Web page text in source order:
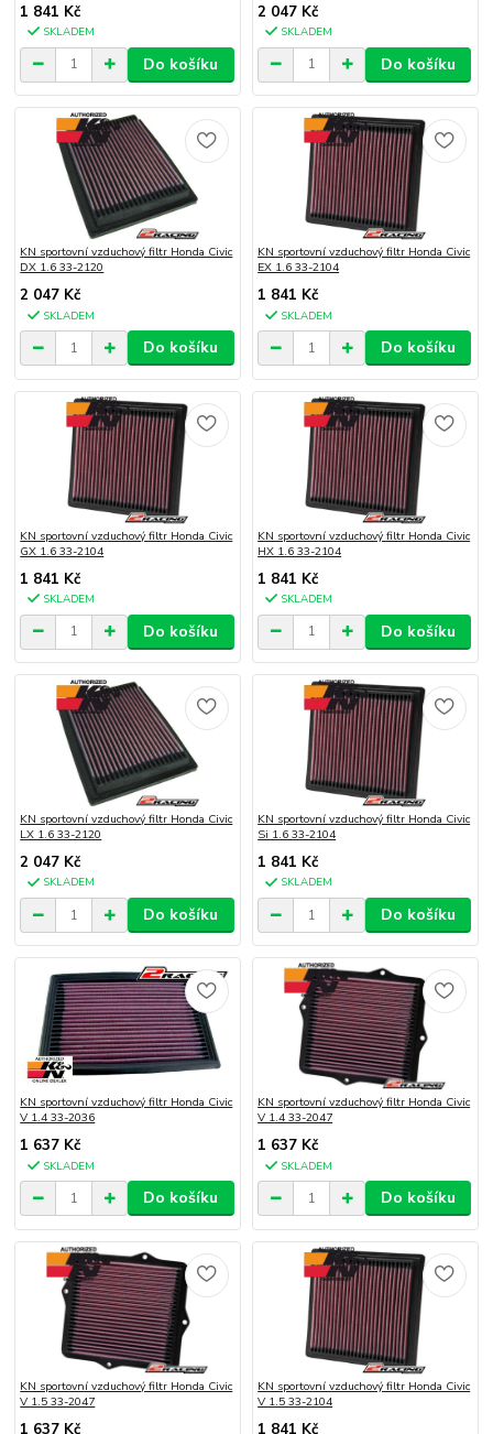
1 841 Kč
SKLADEM
Do košíku
2 047 Kč
SKLADEM
Do košíku
KN sportovní vzduchový filtr Honda Civic
DX 1.6 33-2120
2 047 Kč
SKLADEM
Do košíku
KN sportovní vzduchový filtr Honda Civic
EX 1.6 33-2104
1 841 Kč
SKLADEM
Do košíku
KN sportovní vzduchový filtr Honda Civic
GX 1.6 33-2104
1 841 Kč
SKLADEM
Do košíku
KN sportovní vzduchový filtr Honda Civic
HX 1.6 33-2104
1 841 Kč
SKLADEM
Do košíku
KN sportovní vzduchový filtr Honda Civic
LX 1.6 33-2120
2 047 Kč
SKLADEM
Do košíku
KN sportovní vzduchový filtr Honda Civic
Si 1.6 33-2104
1 841 Kč
SKLADEM
Do košíku
KN sportovní vzduchový filtr Honda Civic
V 1.4 33-2036
1 637 Kč
SKLADEM
Do košíku
KN sportovní vzduchový filtr Honda Civic
V 1.4 33-2047
1 637 Kč
SKLADEM
Do košíku
KN sportovní vzduchový filtr Honda Civic
V 1.5 33-2047
1 637 Kč
KN sportovní vzduchový filtr Honda Civic
V 1.5 33-2104
1 841 Kč